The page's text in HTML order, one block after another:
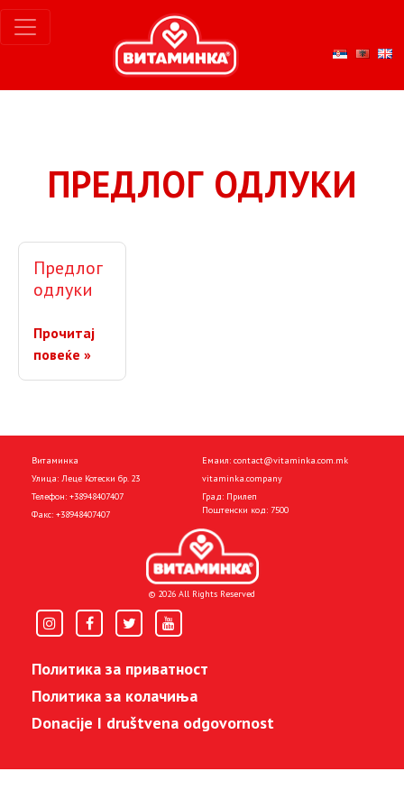
ПРЕДЛОГ ОДЛУКИ
Предлог
одлуки
Прочитај
повеќе »
Витаминка
Улица: Леце Котески бр. 23
Телефон: +38948407407
Факс: +38948407407
Емаил: contact@vitaminka.com.mk
vitaminka.company
Град: Прилеп
Поштенски код: 7500
© 2026 All Rights Reserved
Политика за приватност
Политика за колачиња
Donacije I društvena odgovornost